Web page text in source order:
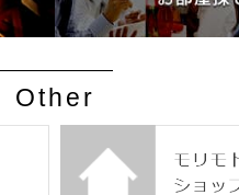
Other